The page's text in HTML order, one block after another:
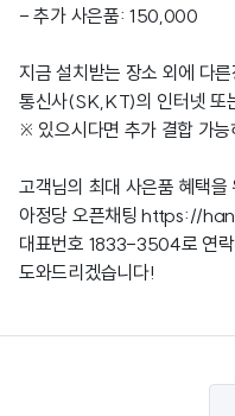
- 추가 사은품: 150,000
지금 설치받는 장소 외에 다
통신사(SK,KT)의 인터넷 또
※ 있으시다면 추가 결합 가
고객님의 최대 사은품 혜택을
아정당 오픈채팅https://
대표번호 1833-3504로 연
도와드리겠습니다!